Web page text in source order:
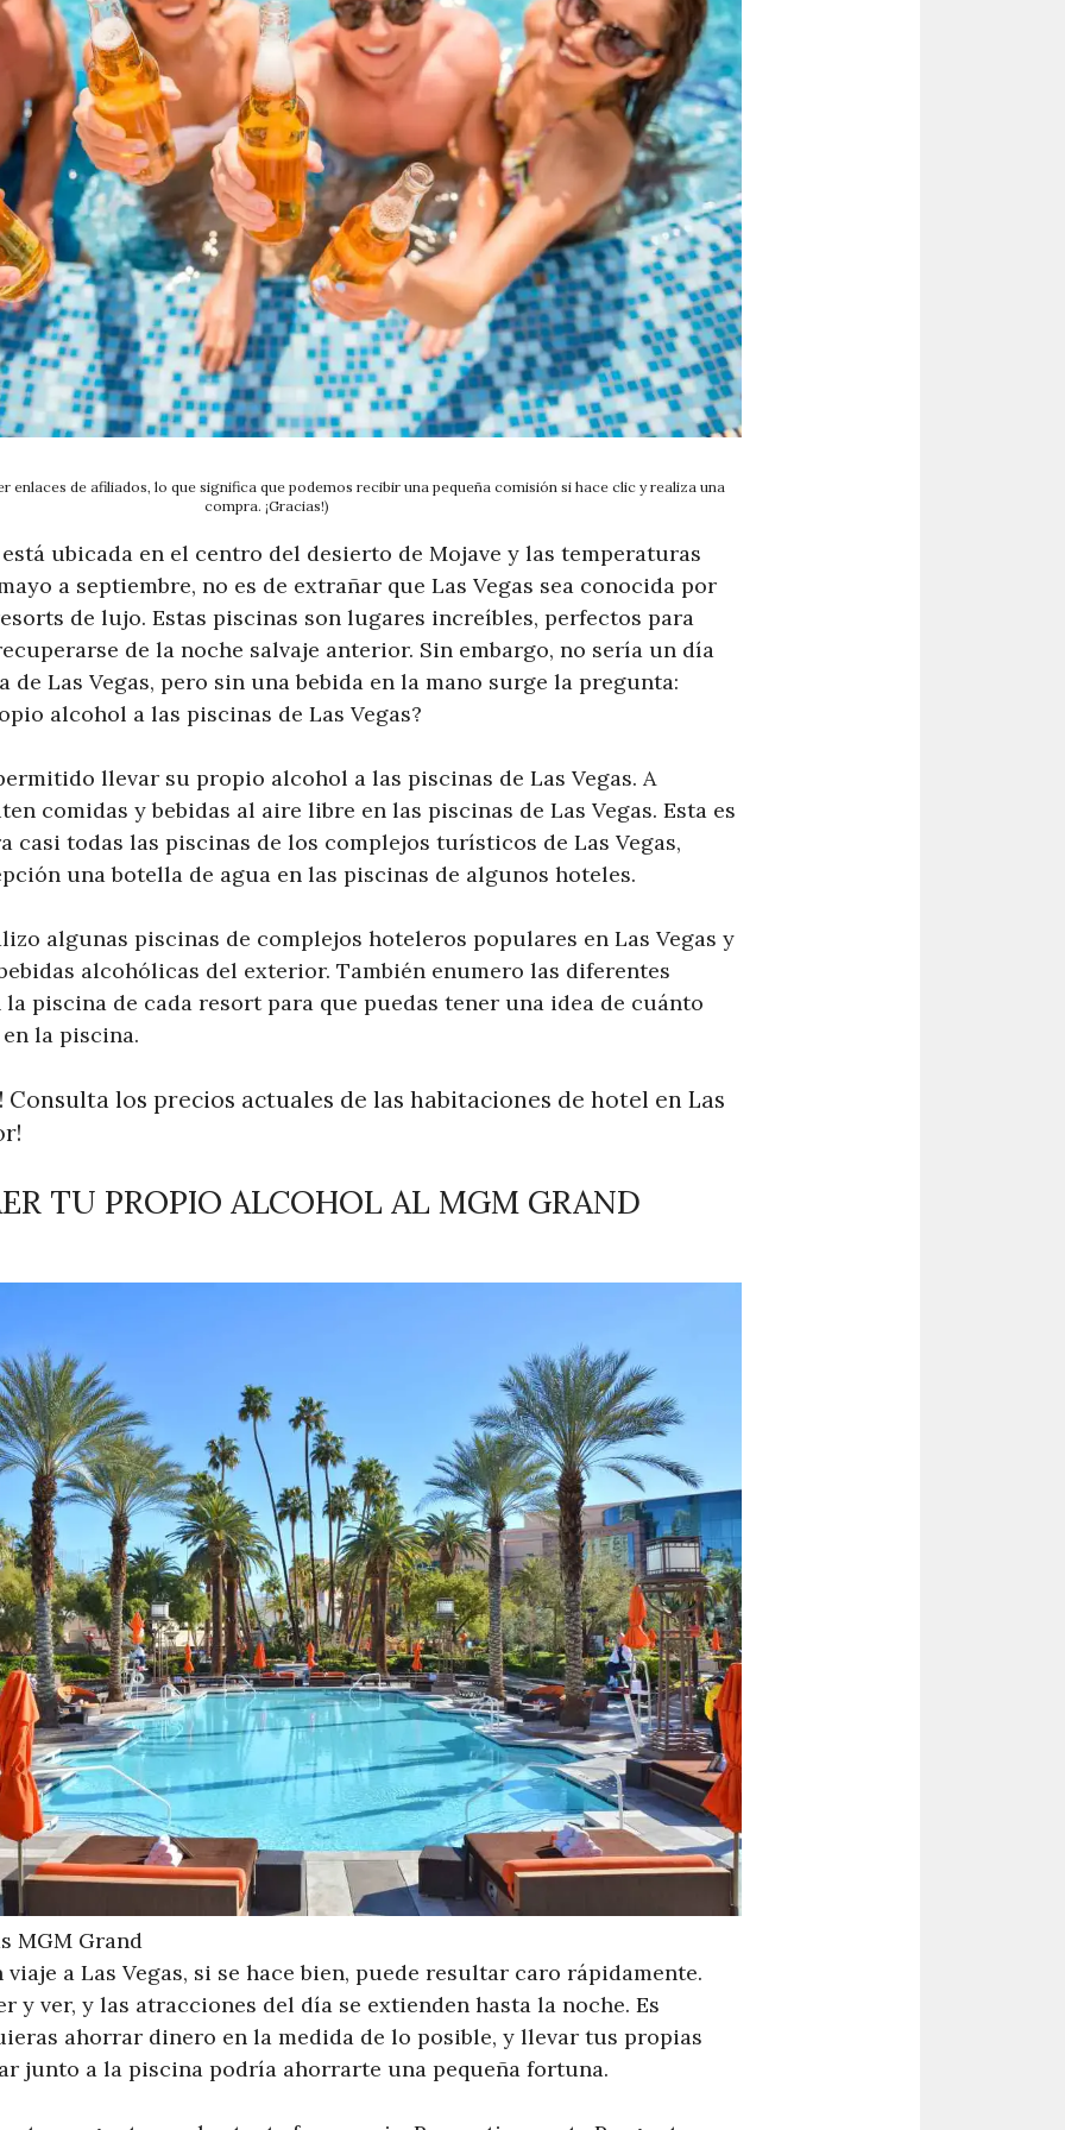
enlaces de afiliados, lo que significa que podemos recibir una pequeña comisión si hace clic y realiza una
compra. ¡Gracias!)
está ubicada en el centro del desierto de Mojave y las temperaturas
a septiembre, no es de extrañar que Las Vegas sea conocida por
de lujo. Estas piscinas son lugares increíbles, perfectos para
de la noche salvaje anterior. Sin embargo, no sería un día
de Las Vegas, pero sin una bebida en la mano surge la pregunta:
alcohol a las piscinas de Las Vegas?
llevar su propio alcohol a las piscinas de Las Vegas. A
comidas y bebidas al aire libre en las piscinas de Las Vegas. Esta es
casi todas las piscinas de los complejos turísticos de Las Vegas,
una botella de agua en las piscinas de algunos hoteles.
algunas piscinas de complejos hoteleros populares en Las Vegas y
alcohólicas del exterior. También enumero las diferentes
piscina de cada resort para que puedas tener una idea de cuánto
la piscina.
Consulta los precios actuales de las habitaciones de hotel en Las
TU PROPIO ALCOHOL AL MGM GRAND
MGM Grand
a Las Vegas, si se hace bien, puede resultar caro rápidamente.
y ver, y las atracciones del día se extienden hasta la noche. Es
ahorrar dinero en la medida de lo posible, y llevar tus propias
junto a la piscina podría ahorrarte una pequeña fortuna.